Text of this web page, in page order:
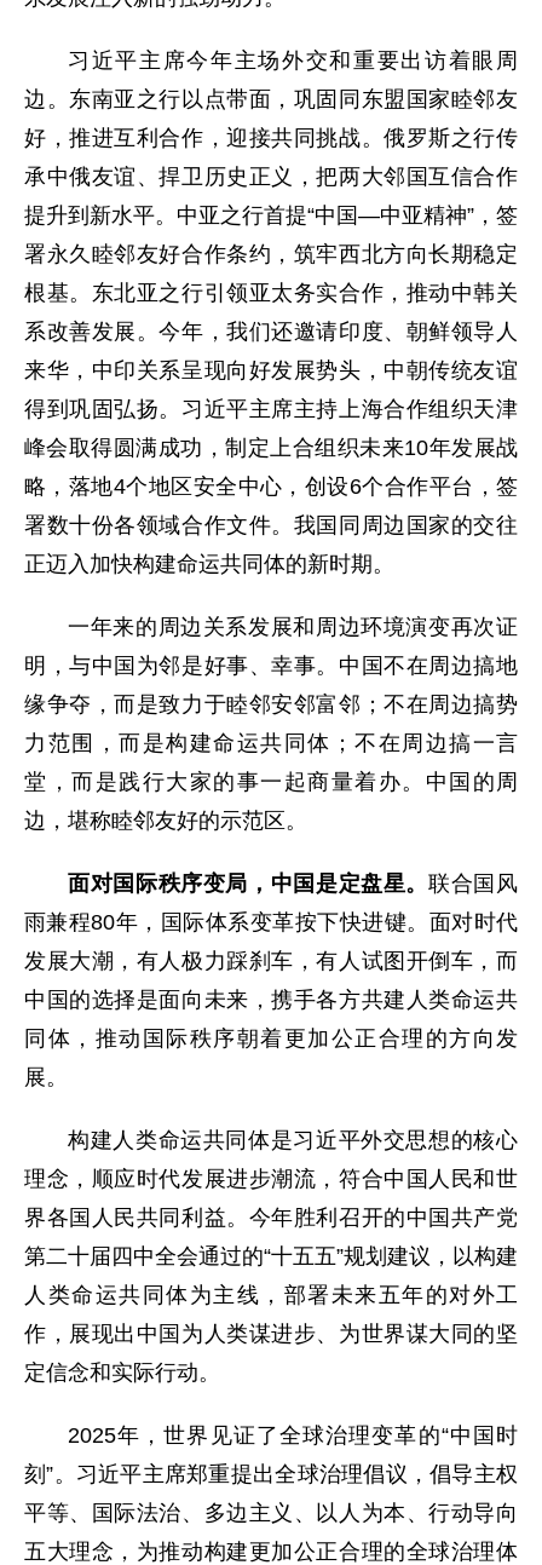
习近平主席今年主场外交和重要出访着眼周
边。东南亚之行以点带面，巩固同东盟国家睦邻友
好，推进互利合作，迎接共同挑战。俄罗斯之行传
承中俄友谊、捍卫历史正义，把两大邻国互信合作
提升到新水平。中亚之行首提“中国—中亚精神”，签
署永久睦邻友好合作条约，筑牢西北方向长期稳定
根基。东北亚之行引领亚太务实合作，推动中韩关
系改善发展。今年，我们还邀请印度、朝鲜领导人
来华，中印关系呈现向好发展势头，中朝传统友谊
得到巩固弘扬。习近平主席主持上海合作组织天津
峰会取得圆满成功，制定上合组织未来10年发展战
略，落地4个地区安全中心，创设6个合作平台，签
署数十份各领域合作文件。我国同周边国家的交往
正迈入加快构建命运共同体的新时期。
一年来的周边关系发展和周边环境演变再次证
明，与中国为邻是好事、幸事。中国不在周边搞地
缘争夺，而是致力于睦邻安邻富邻；不在周边搞势
力范围，而是构建命运共同体；不在周边搞一言
堂，而是践行大家的事一起商量着办。中国的周
边，堪称睦邻友好的示范区。
面对国际秩序变局，中国是定盘星。联合国风
雨兼程80年，国际体系变革按下快进键。面对时代
发展大潮，有人极力踩刹车，有人试图开倒车，而
中国的选择是面向未来，携手各方共建人类命运共
同体，推动国际秩序朝着更加公正合理的方向发
展。
构建人类命运共同体是习近平外交思想的核心
理念，顺应时代发展进步潮流，符合中国人民和世
界各国人民共同利益。今年胜利召开的中国共产党
第二十届四中全会通过的“十五五”规划建议，以构建
人类命运共同体为主线，部署未来五年的对外工
作，展现出中国为人类谋进步、为世界谋大同的坚
定信念和实际行动。
2025年，世界见证了全球治理变革的“中国时
刻”。习近平主席郑重提出全球治理倡议，倡导主权
平等、国际法治、多边主义、以人为本、行动导向
五大理念，为推动构建更加公正合理的全球治理体